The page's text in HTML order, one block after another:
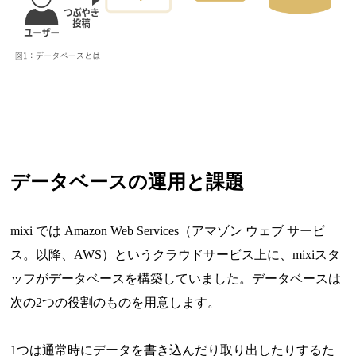
データベースの運用と課題
mixi では Amazon Web Services（アマゾン ウェブ サービ
ス。以降、AWS）というクラウドサービス上に、mixiスタ
ッフがデータベースを構築していました。データベースは
次の2つの役割のものを用意します。
1つは通常時にデータを書き込んだり取り出したりするた